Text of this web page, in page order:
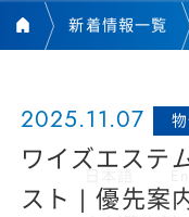
日本語
新着情報一覧
2025.11.07
ワイズエステ
スト | 優先案